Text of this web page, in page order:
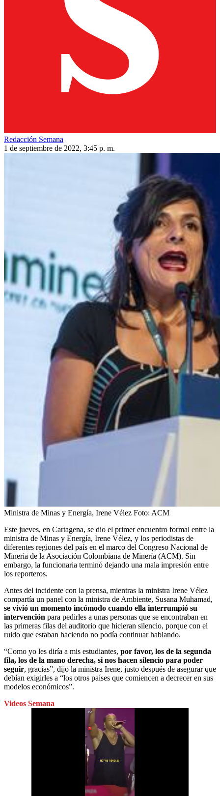
Redacción Semana
1 de septiembre de 2022, 3:45 p. m.
Ministra de Minas y Energía, Irene Vélez Foto: ACM
Este jueves, en Cartagena, se dio el primer encuentro formal entre la
ministra de Minas y Energía, Irene Vélez, y los periodistas de
diferentes regiones del país en el marco del Congreso Nacional de
Minería de la Asociación Colombiana de Minería (ACM). Sin
embargo, la funcionaria terminó dejando una mala impresión entre
los reporteros.
Antes del incidente con la prensa, mientras la ministra Irene Vélez
compartía un panel con la ministra de Ambiente, Susana Muhamad,
se vivió un momento incómodo cuando ella interrumpió su
intervención para pedirles a unas personas que se encontraban en
las primeras filas del auditorio que hicieran silencio, porque con el
ruido que estaban haciendo no podía continuar hablando.
“Como yo les diría a mis estudiantes, por favor, los de la segunda
fila, los de la mano derecha, si nos hacen silencio para poder
seguir, gracias”, dijo la ministra Irene, justo después de asegurar que
debían exigirles a “los otros países que comiencen a decrecer en sus
modelos económicos”.
Videos Semana